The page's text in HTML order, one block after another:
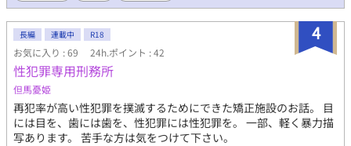
4
長編 連載中 R18
お気に入り : 69 24h.ポイント : 42
性犯罪専用刑務所
但馬憂姫
再犯率が高い性犯罪を撲滅するためにできた矯正施設のお話。 目
には目を、歯には歯を、性犯罪には性犯罪を。 一部、軽く暴力描
写あります。 苦手な方は気をつけて下さい。